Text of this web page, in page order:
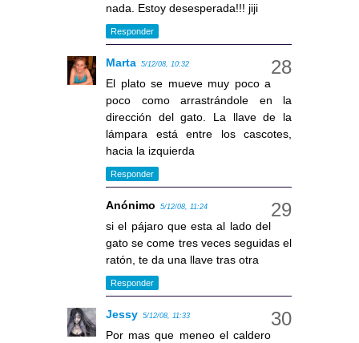
nada. Estoy desesperada!!! jiji
Responder
Marta 5/12/08, 10:32
El plato se mueve muy poco a
poco como arrastrándole en la
dirección del gato. La llave de la
lámpara está entre los cascotes,
hacia la izquierda
Responder
Anónimo 5/12/08, 11:24
si el pájaro que esta al lado del
gato se come tres veces seguidas el
ratón, te da una llave tras otra
Responder
Jessy 5/12/08, 11:33
Por mas que meneo el caldero